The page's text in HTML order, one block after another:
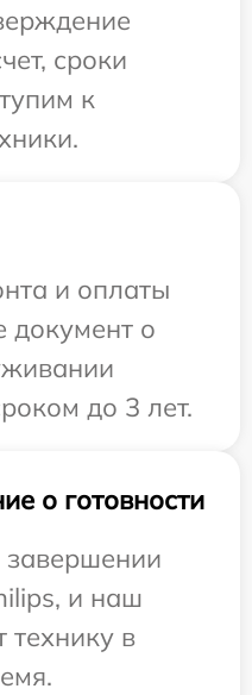
сроки
к
и оплаты
документ о
до 3 лет.
о готовности
и наш
технику в